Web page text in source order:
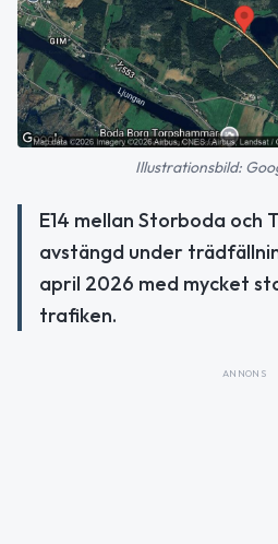
Illustrationsbild:
E14 mellan Storboda och
avstängd under
april 2026 med mycket
trafiken.
ANNONS